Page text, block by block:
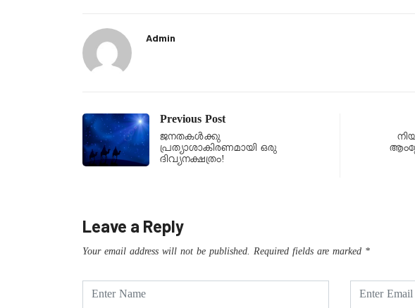
Admin
Previous Post
ജനതകള്‍ക്കു
പ്രത്യാശാകിരണമായി ഒരു
ദിവ്യനക്ഷത്രം!
Leave a Reply
Your email address will not be published. Required fields are marked *